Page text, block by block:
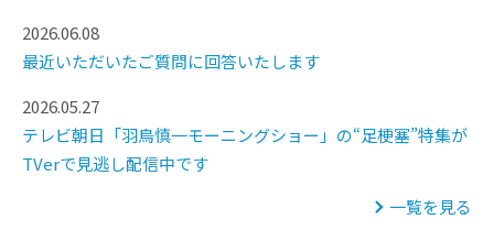
2026.06.08
最近いただいたご質問に回答いたします
2026.05.27
テレビ朝日「羽鳥慎一モーニングショー」の“足梗塞”特集が
TVerで見逃し配信中です
一覧を見る